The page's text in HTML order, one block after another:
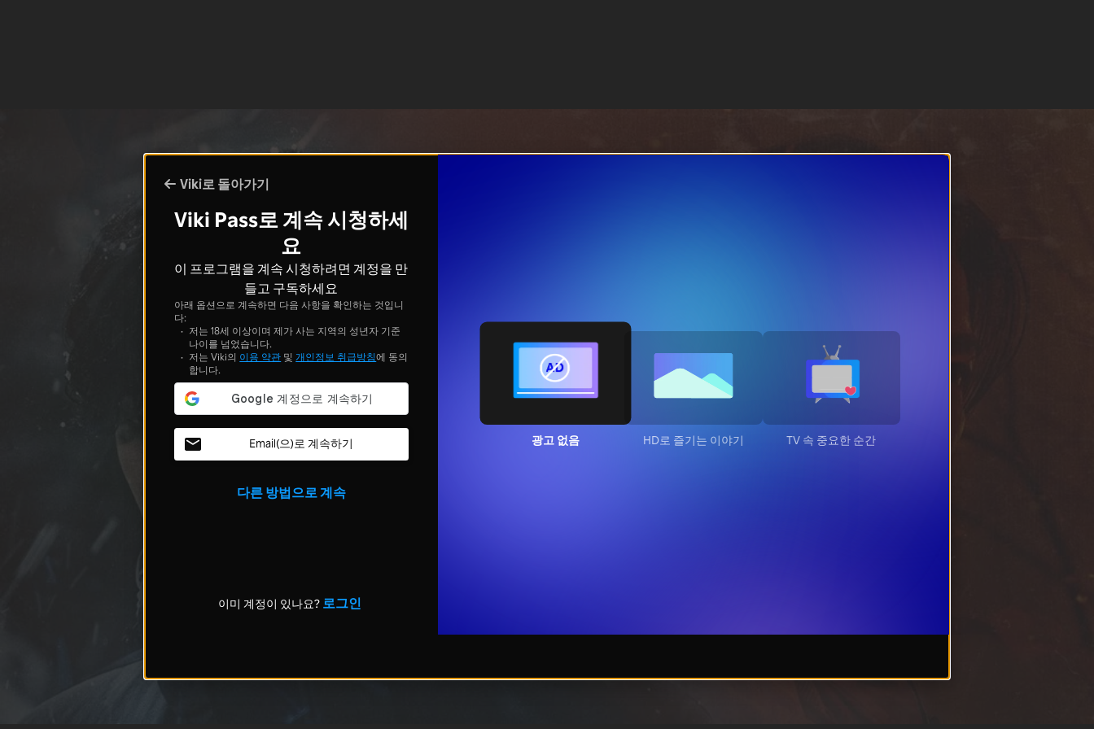
Viki로 돌아가기
Viki Pass로 계속 시청하세
요
이 프로그램을 계속 시청하려면 계정을 만
들고 구독하세요
아래 옵션으로 계속하면 다음 사항을 확인하는 것입니
다:
저는 18세 이상이며 제가 사는 지역의 성년자 기준
나이를 넘었습니다.
저는 Viki의 이용 약관 및 개인정보 취급방침에 동의
합니다.
Email(으)로 계속하기
다른 방법으로 계속
이미 계정이 있나요? 로그인
광고 없음 HD로 즐기는 이야기 TV 속 중요한 순간